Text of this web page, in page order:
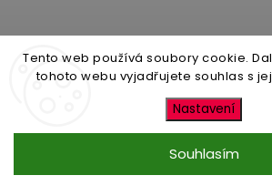
Tento web používá soubory cookie.
tohoto webu vyjadřujete souhlas s
Nastavení
Souhlasím